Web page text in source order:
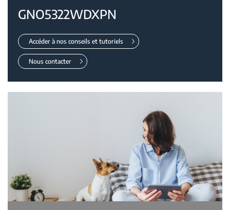
GNO5322WDXPN
Accéder à nos conseils et tutoriels
Nous contacter